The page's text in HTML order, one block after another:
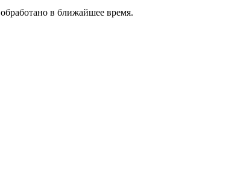
в ближайшее время.